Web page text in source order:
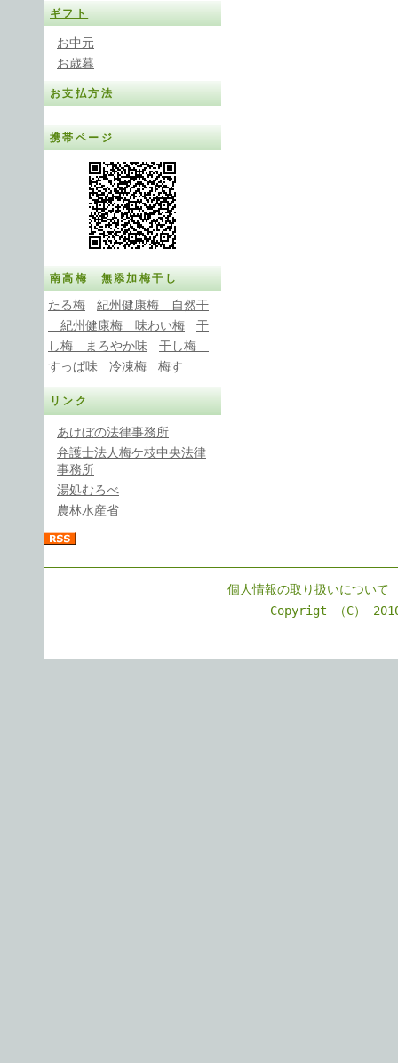
ギフト
お中元
お歳暮
お支払方法
携帯ページ
南高梅 無添加梅干し
たる梅
紀州健康梅 自然干
紀州健康梅 味わい梅
干
し梅 まろやか味
干し梅
すっぱ味
冷凍梅 梅す
リンク
あけぼの法律事務所
弁護士法人梅ケ枝中央法律
事務所
湯処むろべ
農林水産省
個人情報の取り扱いについて
Copyrigt （C）